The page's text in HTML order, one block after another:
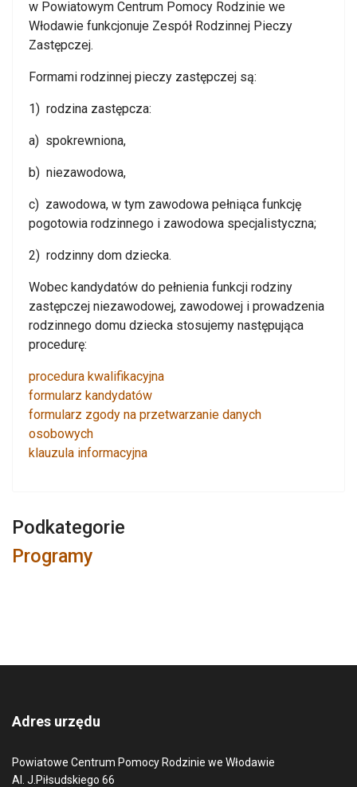
w Powiatowym Centrum Pomocy Rodzinie we
Włodawie funkcjonuje Zespół Rodzinnej Pieczy
Zastępczej.
Formami rodzinnej pieczy zastępczej są:
1) rodzina zastępcza:
a) spokrewniona,
b) niezawodowa,
c) zawodowa, w tym zawodowa pełniąca funkcję
pogotowia rodzinnego i zawodowa specjalistyczna;
2) rodzinny dom dziecka.
Wobec kandydatów do pełnienia funkcji rodziny
zastępczej niezawodowej, zawodowej i prowadzenia
rodzinnego domu dziecka stosujemy następująca
procedurę:
procedura kwalifikacyjna
formularz kandydatów
formularz zgody na przetwarzanie danych
osobowych
klauzula informacyjna
Podkategorie
Programy
Adres urzędu
Powiatowe Centrum Pomocy Rodzinie we Włodawie
Al. J.Piłsudskiego 66